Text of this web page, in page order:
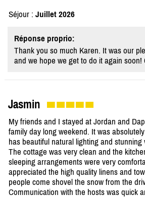
Séjour : Juillet 2026
Réponse proprio:
Thank you so much Karen. It was our
and we hope we get to do it again soon!
Jasmin
My friends and I stayed at Jordan and
family day long weekend. It was
has beautiful natural lighting and stunning
The cottage was very clean and the
sleeping arrangements were very
appreciated the high quality linens and
people come shovel the snow from the
Communication with the hosts was quick